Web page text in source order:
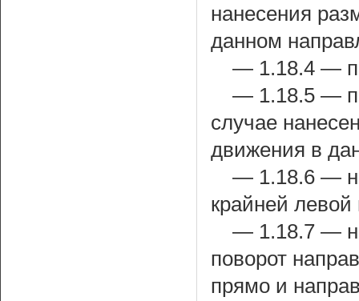
нанесения
данном
— 1.18.4 —
— 1.18.5 —
случае
движения в
— 1.18.6 —
крайней
— 1.18.7 —
поворот
прямо и